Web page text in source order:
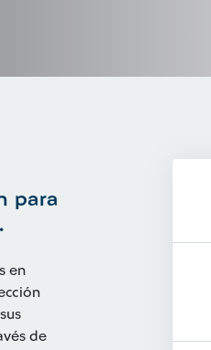
para
en
de